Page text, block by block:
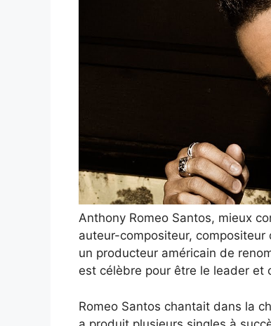
Anthony Romeo Santos, mieux
auteur-compositeur,
un producteur américain de
est célèbre pour être le leader et
Romeo Santos chantait dans la